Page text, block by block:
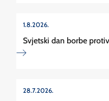
1.8.2026.
Svjetski dan borbe
28.7.2026.